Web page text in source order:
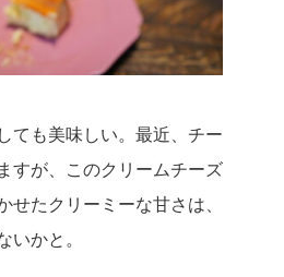
ても美味しい。 最近、チー
すが、このクリームチーズ
せたクリーミーな甘さは、
いかと。